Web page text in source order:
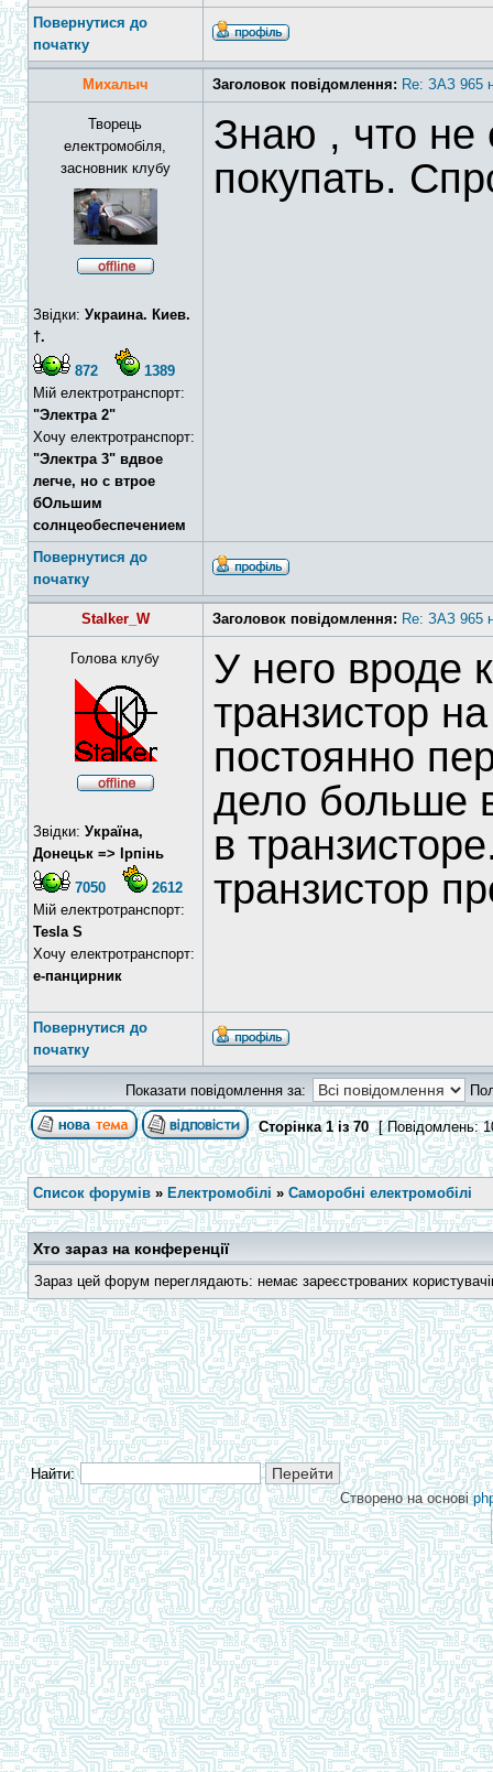
Повернутися до
початку
Михалыч Заголовок повідомлення: Re: ЗАЗ 965
Творець
електромобіля,
засновник клубу
Звідки: Украина. Киев.
†.
872
1389
Мій електротранспорт:
"Электра 2"
Хочу електротранспорт:
"Электра 3" вдвое
легче, но с втрое
бОльшим
солнцеобеспечением
Знаю , что не
покупать.
Повернутися до
початку
Stalker_W Заголовок повідомлення: Re: ЗАЗ 965
Голова клубу
Звідки: Україна,
Донецьк => Ірпінь
7050
2612
Мій електротранспорт:
Tesla S
Хочу електротранспорт:
е-панцирник
У него вроде
транзистор
постоянно
дело больше
в
транзистор
Повернутися до
початку
Показати повідомлення за:
Сторінка1із70 [ Повідомлень:
Список форумів » Електромобілі » Саморобні електромобілі
Хто зараз на конференції
Зараз цей форум переглядають: немає зареєстрованих
Найти:
Створено на основі